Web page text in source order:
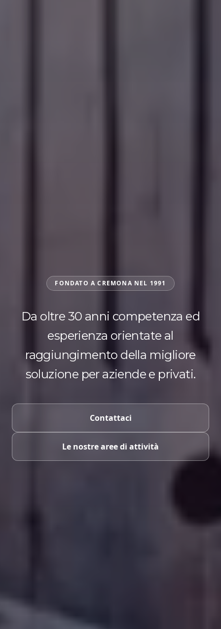
FONDATO A CREMONA NEL 1991
Da oltre 30 anni competenza ed
esperienza orientate al
raggiungimento della migliore
soluzione per aziende e privati.
Contattaci
Le nostre aree di attività